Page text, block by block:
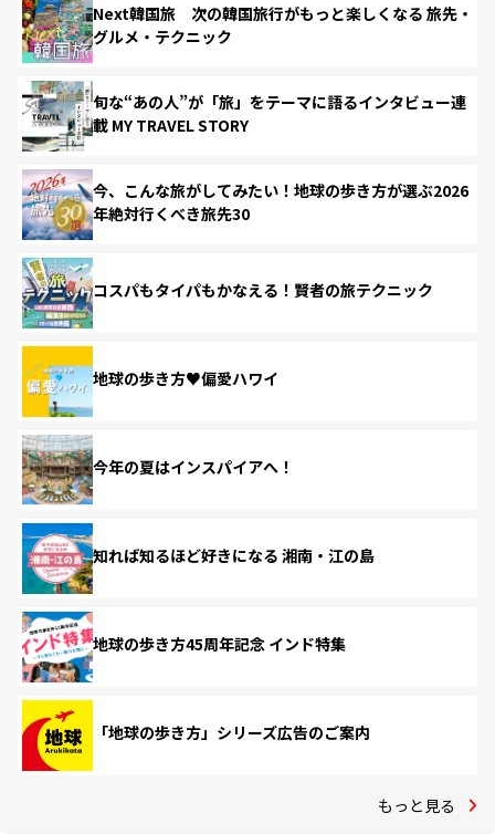
Next韓国旅 次の韓国旅行がもっと楽しくなる 旅先・
グルメ・テクニック
旬な“あの人”が「旅」をテーマに語るインタビュー連
載 MY TRAVEL STORY
今、こんな旅がしてみたい！地球の歩き方が選ぶ2026
年絶対行くべき旅先30
コスパもタイパもかなえる！賢者の旅テクニック
地球の歩き方♥偏愛ハワイ
今年の夏はインスパイアへ！
知れば知るほど好きになる 湘南・江の島
地球の歩き方45周年記念 インド特集
「地球の歩き方」シリーズ広告のご案内
もっと見る